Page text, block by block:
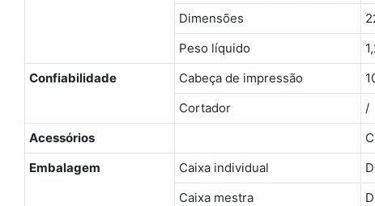
Dimensões
Peso líquido
Confiabilidade
Cabeça de impressão
Cortador
/
Acessórios
Embalagem
Caixa individual
Caixa mestra